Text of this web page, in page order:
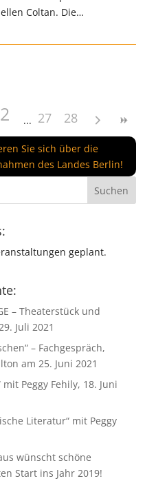
Coltan. Die…
27 28
Sie sich über die
des Landes Berlin!
geplant.
– Theaterstück und
Juli 2021
– Fachgespräch,
am 25. Juni 2021
Peggy Fehily, 18. Juni
Literatur“ mit Peggy
wünscht schöne
Start ins Jahr 2019!